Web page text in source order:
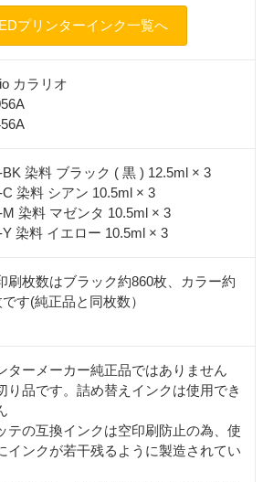
プリンターインク一覧へ
カラリオ
BK 染料 ブラック ( 黒 ) 12.5ml × 3
C 染料 シアン 10.5ml × 3
M 染料 マゼンタ 10.5ml × 3
Y 染料 イエロー 10.5ml × 3
刷枚数はブラック約860枚、カラー約
す(純正品と同枚数）
ターメーカー純正品ではありません
り品です。詰め替えインクは使用でき
テの互換インクは空印刷防止の為、使
インクが若干残るように製造されてい